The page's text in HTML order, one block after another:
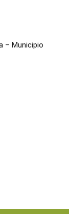
– Municipio